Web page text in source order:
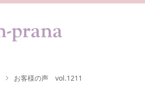
お客様の声 vol.1211